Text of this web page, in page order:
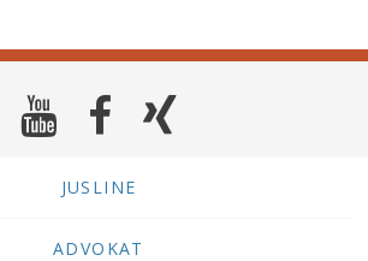
durch
Einsatz
notwendig
Instandsetzung
Hilfsmittel
JUSLINE
ADVOKAT